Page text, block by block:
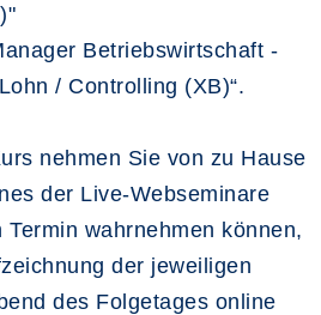
Betriebswirtschaft -
/ Controlling (XB)“.
nehmen Sie von zu Hause
der Live-Webseminare
wahrnehmen können,
der jeweiligen
des Folgetages online